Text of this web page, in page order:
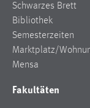
Schwarzes Brett
Bibliothek
Semesterzeiten
Marktplatz/
Mensa
Fakultäten
Zweck:
Dieser
einloggen zu